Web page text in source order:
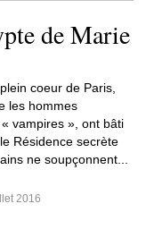
de Marie
coeur de Paris,
les hommes
vampires », ont bâti
Résidence secrète
ne soupçonnent...
2016